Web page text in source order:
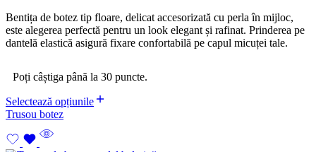
Bentița de botez tip floare, delicat accesorizată cu perla în mijloc,
este alegerea perfectă pentru un look elegant și rafinat. Prinderea pe
dantelă elastică asigură fixare confortabilă pe capul micuței tale.
Poți câștiga până la 30 puncte.
Selectează opțiunile
Trusou botez